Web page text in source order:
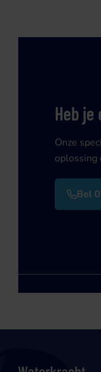
Heb
Onze
oplossing
Bel